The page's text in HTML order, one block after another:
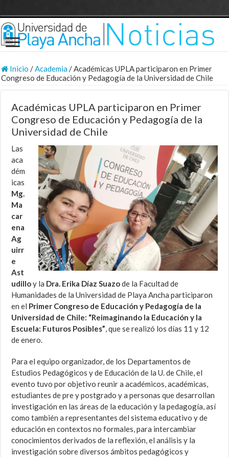
Inicio /Academia/Académicas UPLA participaron en Primer
Congreso de Educación y Pedagogía de la Universidad de Chile
Académicas UPLA participaron en Primer
Congreso de Educación y Pedagogía de la
Universidad de Chile
Las
aca
dém
icas
Mg.
Ma
car
ena
Ag
uirr
e
Ast
udilloy la Dra. Erika Díaz Suazode la Facultad de
Humanidades de la Universidad de Playa Ancha participaron
en el Primer Congreso de Educación y Pedagogía de la
Universidad de Chile: “Reimaginando la Educación y la
Escuela: Futuros Posibles”, que se realizó los días 11 y 12
de enero.
Para el equipo organizador, de los Departamentos de
Estudios Pedagógicos y de Educación de la U. de Chile, el
evento tuvo por objetivo reunir a académicos, académicas,
estudiantes de pre y postgrado y a personas que desarrollan
investigación en las áreas de la educación y la pedagogía, así
como también a representantes del sistema educativo y de
educación en contextos no formales, para intercambiar
conocimientos derivados de la reflexión, el análisis y la
investigación sobre diversos ámbitos pedagógicos y